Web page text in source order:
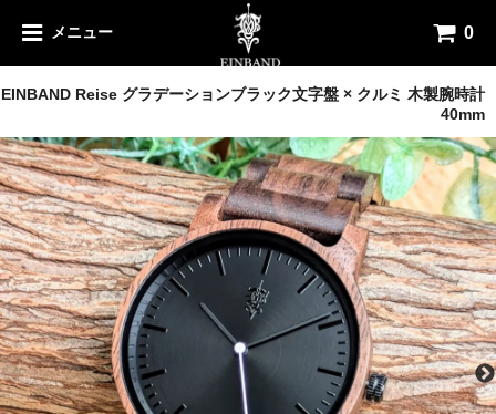
メニュー 0
EINBAND Reise グラデーションブラック文字盤 × クルミ 木製腕時計
40mm